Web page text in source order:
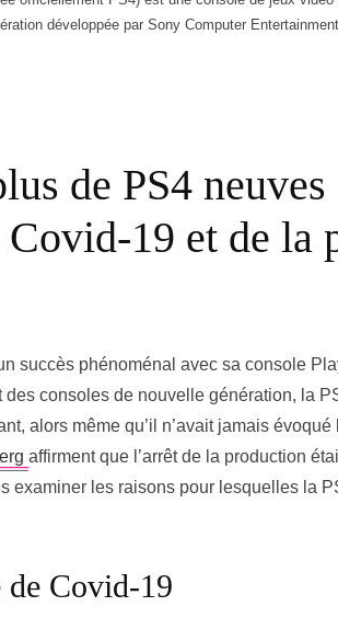
développée par Sony Computer Entertainment.
de PS4
19 et de la
succès phénoménal avec sa console
consoles de nouvelle génération, la
alors même qu’il n’avait jamais
affirment que l’arrêt de la production
examiner les raisons pour lesquelles la
de Covid-19